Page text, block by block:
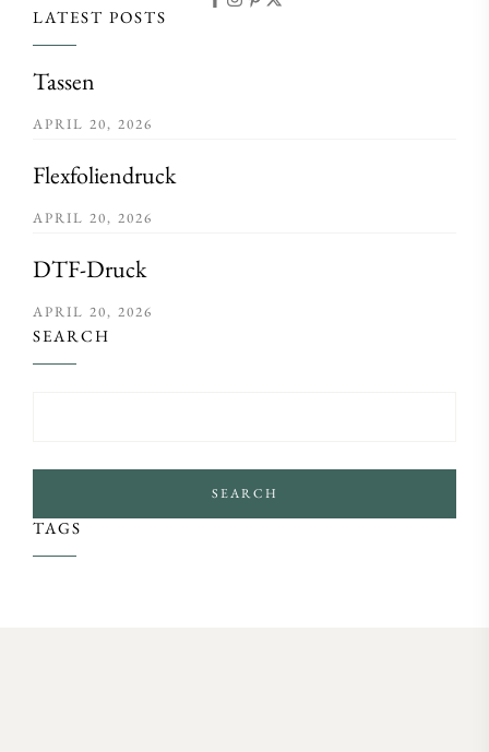
LATEST POSTS
Tassen
APRIL 20, 2026
Flexfoliendruck
APRIL 20, 2026
DTF-Druck
APRIL 20, 2026
SEARCH
SEARCH
TAGS